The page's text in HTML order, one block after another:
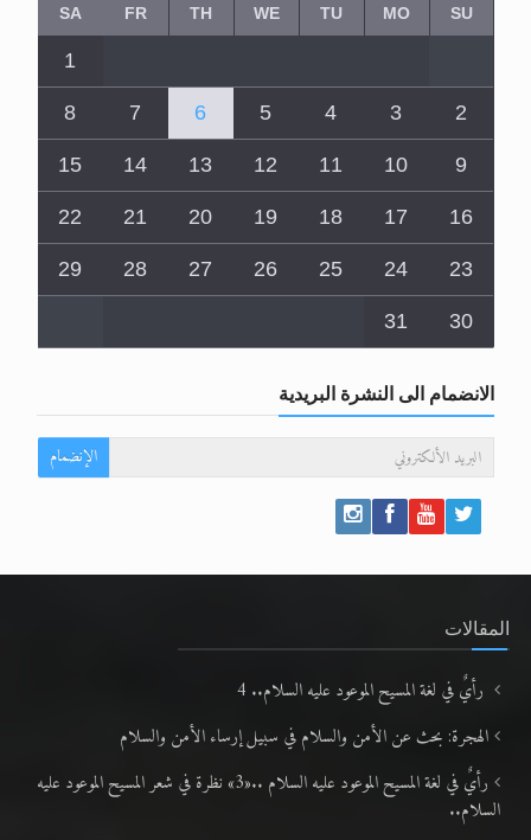
SU
MO
TU
WE
TH
FR
SA
1
2
3
4
5
6
7
8
9
10
11
12
13
14
15
16
17
18
19
20
21
22
23
24
25
26
27
28
29
30
31
الانضمام الى النشرة البريدية
الإنضمام
المقالات
رأيٌ في لغة المسيح الموعود عليه السلام.. 4
الهجرة: بحث عن الأمن والسلام في سبيل إرساء الأمن والسلام
رأيٌ في لغة المسيح الموعود عليه السلام ..«3» نظرة في شعر المسيح الموعود عليه
السلام..